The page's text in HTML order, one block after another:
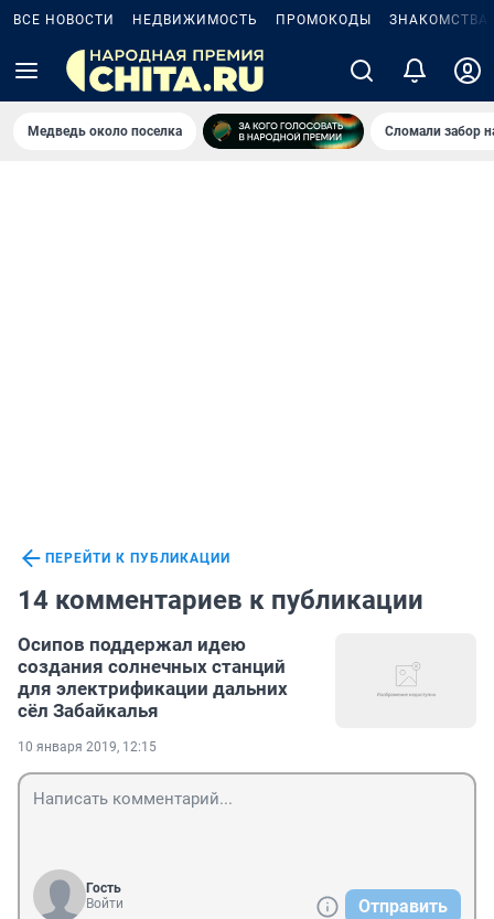
ВСЕ НОВОСТИ НЕДВИЖИМОСТЬ ПРОМОКОДЫ ЗНАКОМСТВА
Медведь около поселка Сломали забор
ПЕРЕЙТИ К ПУБЛИКАЦИИ
14 комментариев к публикации
Осипов поддержал идею
создания солнечных станций
для электрификации дальних
сёл Забайкалья
10 января 2019, 12:15
Гость
Войти
Отправить